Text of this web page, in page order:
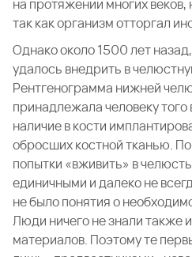
на протяжении многих
так как организм отторгал
Однако около 1500 лет
удалось внедрить в
Рентгенограмма нижней
принадлежала человеку
наличие в кости
обросших костной тканью.
попытки «вживить» в
единичными и далеко не
не было понятия о
Люди ничего не знали также
материалов. Поэтому те